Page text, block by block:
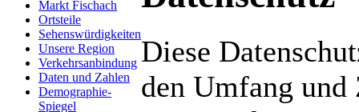
Markt Fischach
Ortsteile
Sehenswürdigkeiten
Unsere Region
Verkehrsanbindung
Daten und Zahlen
Demographie-
Spiegel
Diese
den Umfang